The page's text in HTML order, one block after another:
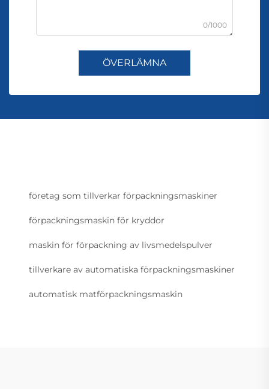
0/1000
ÖVERLÄMNA
företag som tillverkar förpackningsmaskiner
förpackningsmaskin för kryddor
maskin för förpackning av livsmedelspulver
tillverkare av automatiska förpackningsmaskiner
automatisk matförpackningsmaskin